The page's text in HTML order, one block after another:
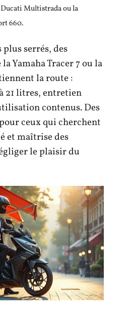
Multistrada ou la
660.
serrés, des
Yamaha Tracer 7 ou la
la route :
21 litres, entretien
contenus. Des
ceux qui cherchent
et maîtrise des
le plaisir du